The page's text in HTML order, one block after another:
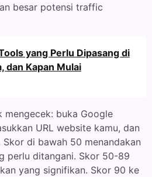
besar potensi traffic
yang Perlu Dipasang di
dan Kapan Mulai
mengecek: buka Google
URL website kamu, dan
di bawah 50 menandakan
perlu ditangani. Skor 50-89
yang signifikan. Skor 90 ke